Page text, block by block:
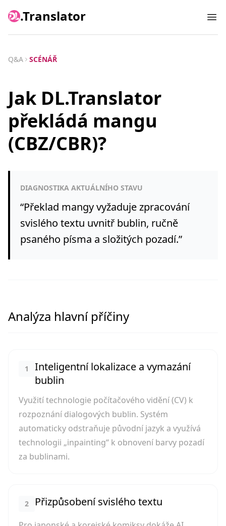
.Translator
Q&A SCÉNÁŘ
Jak DL.Translator
překládá mangu
(CBZ/CBR)?
DIAGNOSTIKA AKTUÁLNÍHO STAVU
“Překlad mangy vyžaduje zpracování
svislého textu uvnitř bublin, ručně
psaného písma a složitých pozadí.”
Analýza hlavní příčiny
1
Inteligentní lokalizace a vymazání
bublin
Využití technologie počítačového vidění (CV) k
rozpoznání dialogových bublin. Systém
automaticky odstraňuje původní jazyk a využívá
technologii „inpainting“ k obnovení barvy pozadí
za bublinami.
2 Přizpůsobení svislého textu